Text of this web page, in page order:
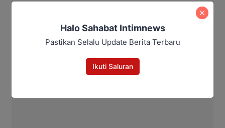
Halo Sahabat Intimnews
Pastikan Selalu Update Berita Terbaru
Ikuti Saluran